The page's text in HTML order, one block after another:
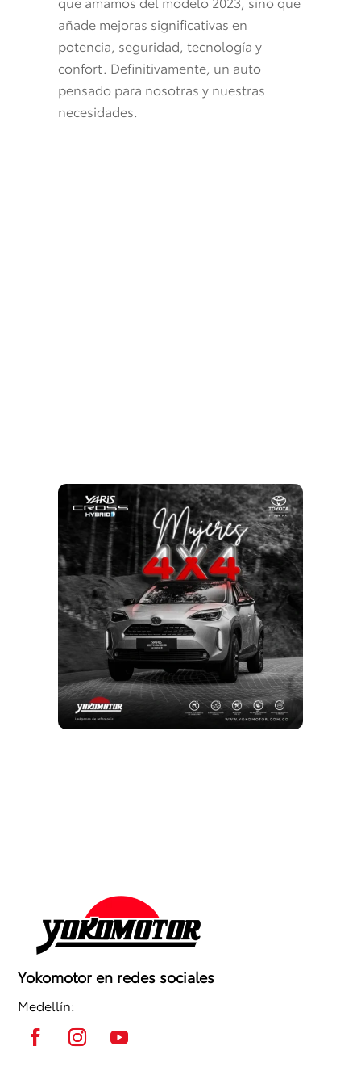
añade mejoras significativas en
potencia, seguridad, tecnología y
confort. Definitivamente, un auto
pensado para nosotras y nuestras
necesidades.
Yokomotor en redes sociales
Medellín: